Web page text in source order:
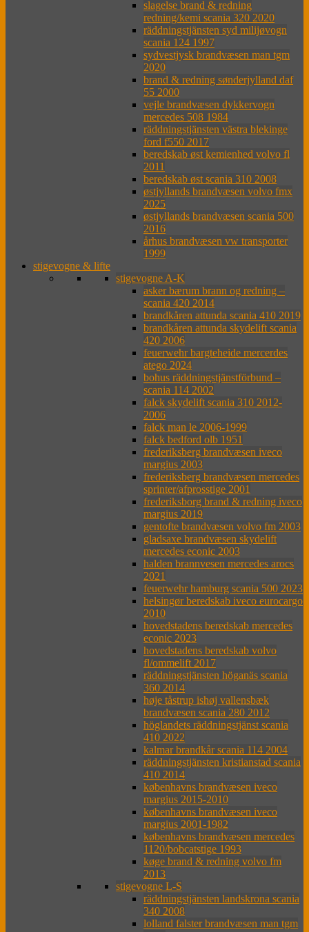
slagelse brand & redning
redning/kemi scania 320 2020
räddningstjänsten syd milijøvogn
scania 124 1997
sydvestjysk brandvæsen man tgm
2020
brand & redning sønderjylland daf
55 2000
vejle brandvæsen dykkervogn
mercedes 508 1984
räddningstjänsten västra blekinge
ford f550 2017
beredskab øst kemienhed volvo fl
2011
beredskab øst scania 310 2008
østjyllands brandvæsen volvo fmx
2025
østjyllands brandvæsen scania 500
2016
århus brandvæsen vw transporter
1999
stigevogne & lifte
stigevogne A-K
asker bærum brann og redning –
scania 420 2014
brandkåren attunda scania 410 2019
brandkåren attunda skydelift scania
420 2006
feuerwehr bargteheide mercerdes
atego 2024
bohus räddningstjänstförbund –
scania 114 2002
falck skydelift scania 310 2012-
2006
falck man le 2006-1999
falck bedford olb 1951
frederiksberg brandvæsen iveco
margius 2003
frederiksberg brandvæsen mercedes
sprinter/afprosstige 2001
frederiksborg brand & redning iveco
margius 2019
gentofte brandvæsen volvo fm 2003
gladsaxe brandvæsen skydelift
mercedes econic 2003
halden brannvesen mercedes arocs
2021
feuerwehr hamburg scania 500 2023
helsingør beredskab iveco eurocargo
2010
hovedstadens beredskab mercedes
econic 2023
hovedstadens beredskab volvo
fl/ommelift 2017
räddningstjänsten höganäs scania
360 2014
høje tåstrup ishøj vallensbæk
brandvæsen scania 280 2012
höglandets räddningstjänst scania
410 2022
kalmar brandkår scania 114 2004
räddningstjänsten kristianstad scania
410 2014
københavns brandvæsen iveco
margius 2015-2010
københavns brandvæsen iveco
margius 2001-1982
københavns brandvæsen mercedes
1120/bobcatstige 1993
køge brand & redning volvo fm
2013
stigevogne L-S
räddningstjänsten landskrona scania
340 2008
lolland falster brandvæsen man tgm